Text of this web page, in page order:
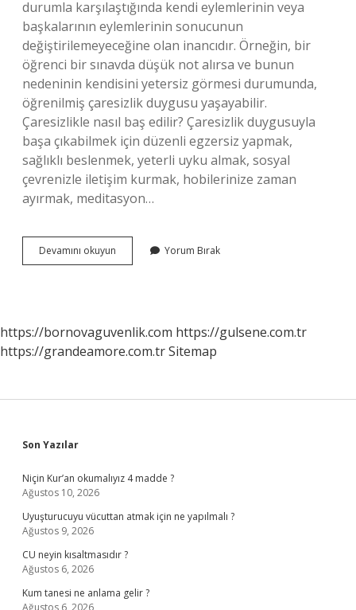
durumla karşılaştığında kendi eylemlerinin veya
başkalarının eylemlerinin sonucunun
değiştirilemeyeceğine olan inancıdır. Örneğin, bir
öğrenci bir sınavda düşük not alırsa ve bunun
nedeninin kendisini yetersiz görmesi durumunda,
öğrenilmiş çaresizlik duygusu yaşayabilir.
Çaresizlikle nasıl baş edilir? Çaresizlik duygusuyla
başa çıkabilmek için düzenli egzersiz yapmak,
sağlıklı beslenmek, yeterli uyku almak, sosyal
çevrenizle iletişim kurmak, hobilerinize zaman
ayırmak, meditasyon…
Devamını okuyun
Büyük
Yorum Bırak
https://bornovaguvenlik.com https://gulsene.com.tr
https://grandeamore.com.trSitemap
Sidebar
Son Yazılar
Niçin Kur’an okumalıyız 4 madde ?
Ağustos 10, 2026
Uyuşturucuyu vücuttan atmak için ne yapılmalı ?
Ağustos 9, 2026
CU neyin kısaltmasıdır ?
Ağustos 6, 2026
Kum tanesi ne anlama gelir ?
Ağustos 6, 2026